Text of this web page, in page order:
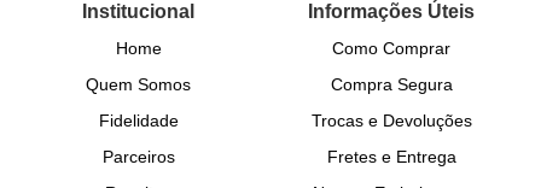
Institucional
Home
Quem Somos
Fidelidade
Parceiros
Informações Úteis
Como Comprar
Compra Segura
Trocas e Devoluções
Fretes e Entrega